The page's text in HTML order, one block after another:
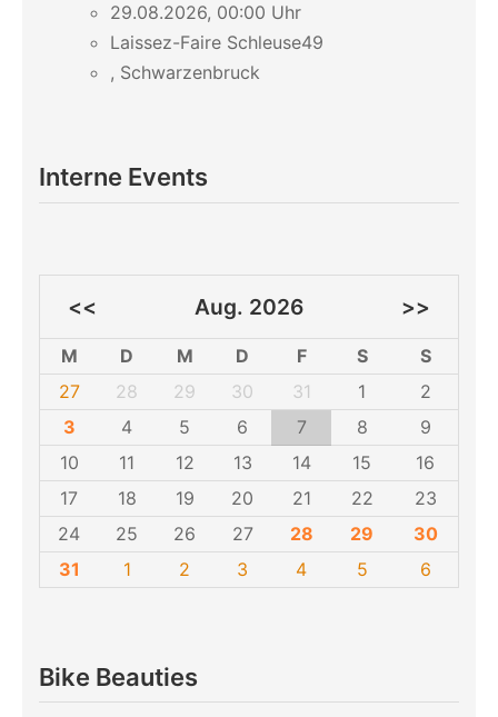
29.08.2026, 00:00 Uhr
Laissez-Faire Schleuse49
, Schwarzenbruck
Interne Events
<< Aug. 2026 >>
M D M D F S
S
27
28 29 30 31 1
2
3
4 5 6 7 8
9
10
11 12 13 14 15
16
17
18 19 20 21 22
23
24
25 26 27 28 29
30
31
1 2 3 4 5 6
Bike Beauties